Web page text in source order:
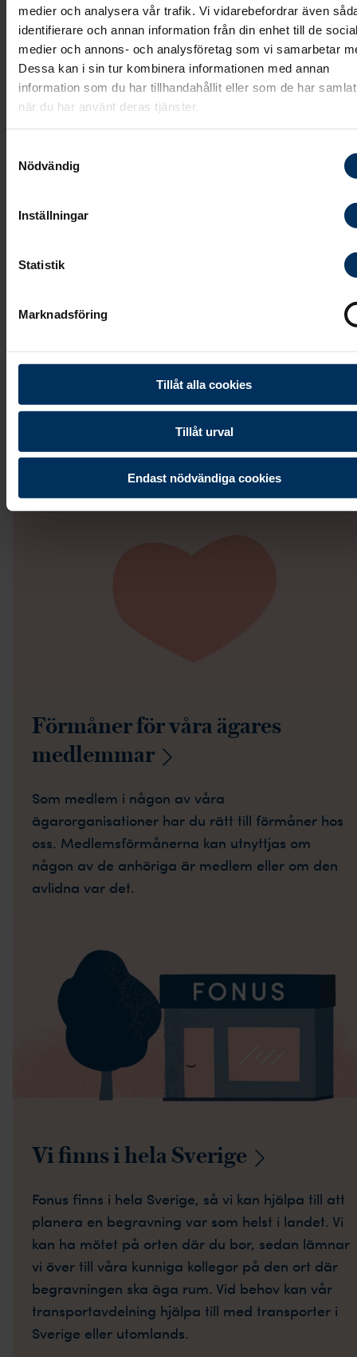
medier och analysera vår trafik. Vi vidarebefordrar även
identifierare och annan information från din enhet till de
medier och annons- och analysföretag som vi samarbetar
Dessa kan i sin tur kombinera informationen med annan
information som du har tillhandahållit eller som de har
när du har använt deras tjänster.
Nödvändig
Inställningar
Statistik
Marknadsföring
Tillåt alla cookies
Tillåt urval
Endast nödvändiga cookies
utifrån dina önskemål.
Vi samarbetar också med Anemonen i Älmhult
gällande blommor. De kan ordna med vackra och
personliga blomsterdekorationer som passar både
som kondoleanser och till begravningsceremonin.
Köpa olika dekorationer och
tillbehör för att smycka gravplatsen. Vi erbjuder
planteringslådor och minnesstenar. I vårt sortiment
extrabatterier.
Till dig som planerar begravning kan vi också
fotoramar och minnesprodukter. Till anhöriga och
gäster finns även svarta och vita begravningsslipsar.
Alla våra produkter kan du enkelt betala med Swish.
Förmåner för våra ägares
medlemmar
Som medlem i någon av våra
ägarorganisationer har du rätt till förmåner hos
oss. Medlemsförmånerna kan utnyttjas om
någon av de anhöriga är medlem eller om den
avlidna var det.
Vi finns i helaSverige
Fonus finns i hela Sverige, så vi kan hjälpa till att
planera en begravning var som helst i landet. Vi
kan ha mötet på orten där du bor, sedan lämnar
vi över till våra kunniga kollegor på den ort där
begravningen ska äga rum. Vid behov kan vår
transportavdelning hjälpa till med transporter i
Sverige eller utomlands.